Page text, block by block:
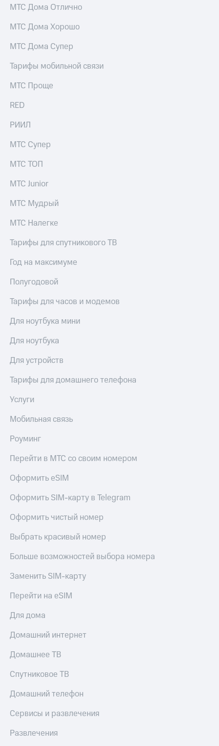
МТС Дома Отлично
МТС Дома Хорошо
МТС Дома Супер
Тарифы мобильной связи
МТС Проще
RED
РИИЛ
МТС Супер
МТС ТОП
МТС Junior
МТС Мудрый
МТС Налегке
Тарифы для спутникового ТВ
Год на максимуме
Полугодовой
Тарифы для часов и модемов
Для ноутбука мини
Для ноутбука
Для устройств
Тарифы для домашнего телефона
Услуги
Мобильная связь
Роуминг
Перейти в МТС со своим номером
Оформить eSIM
Оформить SIM-карту в Telegram
Оформить чистый номер
Выбрать красивый номер
Больше возможностей выбора номера
Заменить SIM-карту
Перейти на eSIM
Для дома
Домашний интернет
Домашнее ТВ
Спутниковое ТВ
Домашний телефон
Сервисы и развлечения
Развлечения